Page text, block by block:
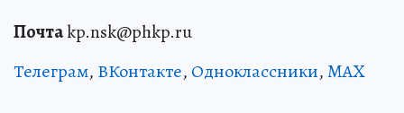
Почтаkp.nsk@phkp.ru
Телеграм, ВКонтакте, Одноклассники,MAX